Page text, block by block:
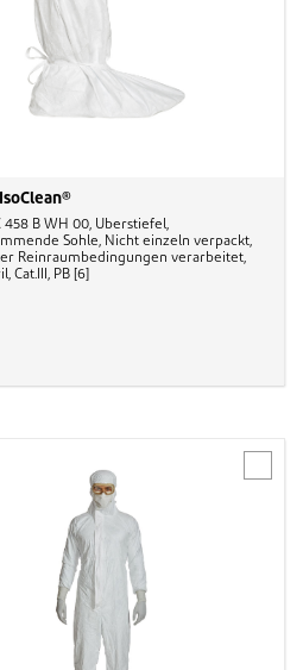
458 B WH 00, Überstiefel,
Sohle, Nicht einzeln verpackt,
Reinraumbedingungen verarbeitet,
Cat.III, PB [6]